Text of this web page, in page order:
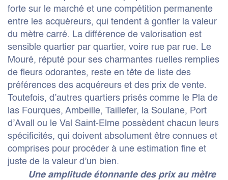
forte sur le marché et une compétition permanente
entre les acquéreurs, qui tendent à gonfler la valeur
du mètre carré. La différence de valorisation est
sensible quartier par quartier, voire rue par rue. Le
Mouré, réputé pour ses charmantes ruelles remplies
de fleurs odorantes, reste en tête de liste des
préférences des acquéreurs et des prix de vente.
Toutefois, d’autres quartiers prisés comme le Pla de
las Fourques, Ambeille, Taillefer, la Soulane, Port
d’Avall ou le Val Saint-Elme possèdent chacun leurs
spécificités, qui doivent absolument être connues et
comprises pour procéder à une estimation fine et
juste de la valeur d’un bien.
Une amplitude étonnante des prix au mètre